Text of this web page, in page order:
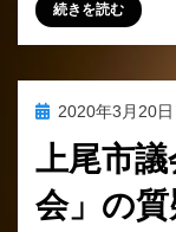
続きを読む
投
日:
2020年3月20日
上尾市
会」の質